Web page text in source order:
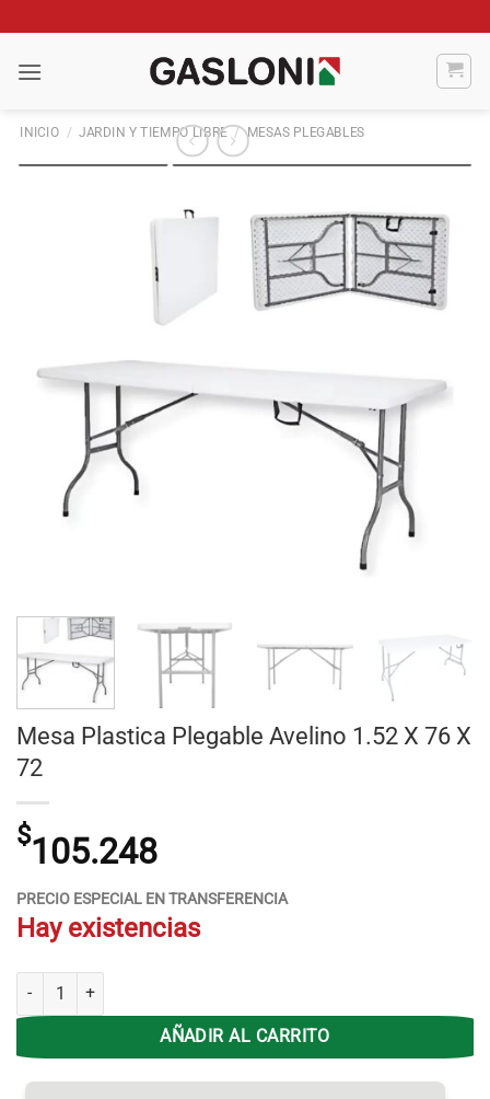
al
contenido
INICIO / JARDIN Y TIEMPO LIBRE / MESAS PLEGABLES
Mesa Plastica Plegable Avelino 1.52 X 76 X
72
$105.248
PRECIO ESPECIAL EN TRANSFERENCIA
Hay existencias
Mesa Plastica Plegable Avelino 1.52 X 76 X 72 cantidad
AÑADIR AL CARRITO